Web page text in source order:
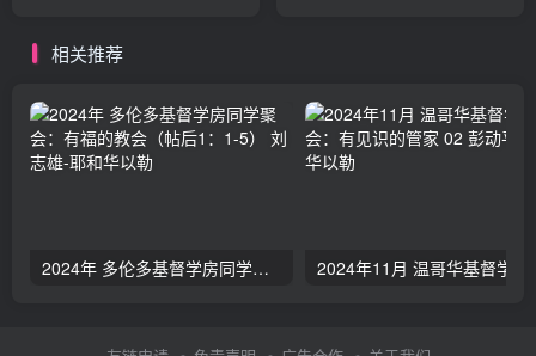
相关推荐
2024年 多伦多基督学房同学聚会：有福的教会（帖后1：1-5） 刘志雄